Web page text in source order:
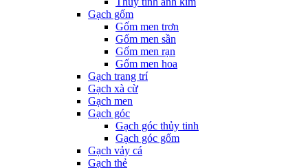
Gạch gốm
Gốm men trơn
Gốm men sần
Gốm men rạn
Gốm men hoa
Gạch trang trí
Gạch xà cừ
Gạch men
Gạch góc
Gạch góc thủy tinh
Gạch góc gốm
Gạch vảy cá
Gạch thẻ